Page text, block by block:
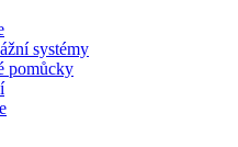
systémy
pomůcky